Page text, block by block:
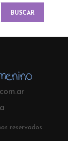
BUSCAR
reservados.